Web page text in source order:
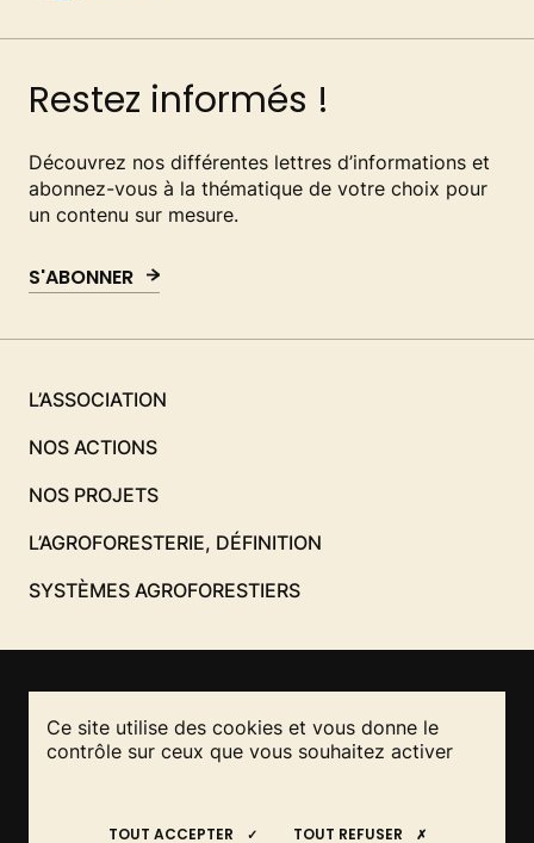
Restez informés !
Découvrez nos différentes lettres d’informations et
abonnez-vous à la thématique de votre choix pour
un contenu sur mesure.
S'ABONNER
L’ASSOCIATION
NOS ACTIONS
NOS PROJETS
L’AGROFORESTERIE, DÉFINITION
SYSTÈMES AGROFORESTIERS
NOUS CONTACTER
Ce site utilise des cookies et vous donne le
contrôle sur ceux que vous souhaitez activer
TOUT ACCEPTER TOUT REFUSER